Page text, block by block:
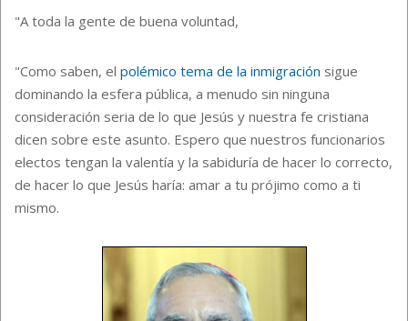
"A toda la gente de buena voluntad,
"Como saben, el polémico tema de la inmigración sigue
dominando la esfera pública, a menudo sin ninguna
consideración seria de lo que Jesús y nuestra fe cristiana
dicen sobre este asunto. Espero que nuestros funcionarios
electos tengan la valentía y la sabiduría de hacer lo correcto,
de hacer lo que Jesús haría: amar a tu prójimo como a ti
mismo.